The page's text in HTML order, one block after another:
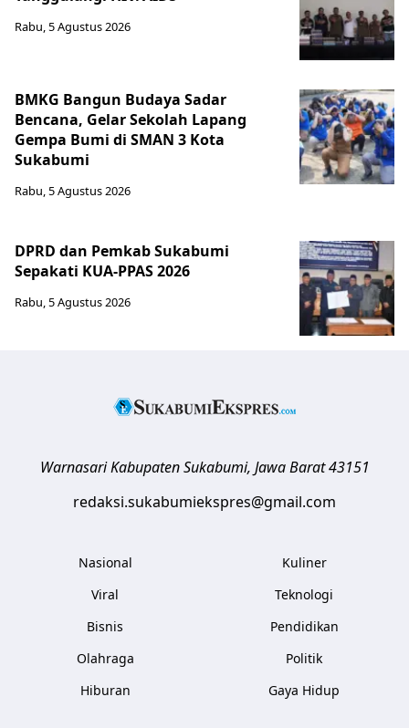
Rabu, 5 Agustus 2026
BMKG Bangun Budaya Sadar
Bencana, Gelar Sekolah Lapang
Gempa Bumi di SMAN 3 Kota
Sukabumi
Rabu, 5 Agustus 2026
DPRD dan Pemkab Sukabumi
Sepakati KUA-PPAS 2026
Rabu, 5 Agustus 2026
Warnasari Kabupaten Sukabumi, Jawa Barat 43151
redaksi.sukabumiekspres@gmail.com
Nasional
Viral
Bisnis
Olahraga
Hiburan
Kuliner
Teknologi
Pendidikan
Politik
Gaya Hidup